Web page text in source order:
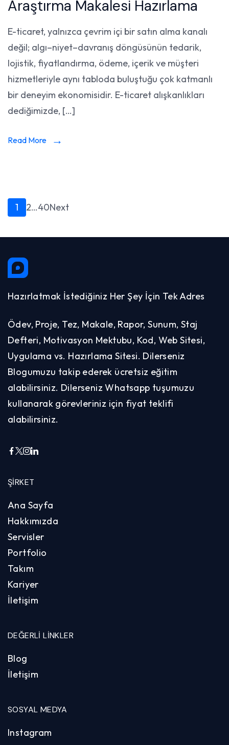
Araştırma Makalesi Hazırlama
E-ticaret, yalnızca çevrim içi bir satın alma kanalı
değil; algı–niyet–davranış döngüsünün tedarik,
lojistik, fiyatlandırma, ödeme, içerik ve müşteri
hizmetleriyle aynı tabloda buluştuğu çok katmanlı
bir deneyim ekonomisidir. E-ticaret alışkanlıkları
dediğimizde, […]
Read More
Yazı
sayfalaması
Page
1 Page
2…Page
40Next
Hazırlatmak İstediğiniz Her Şey İçin Tek Adres
Ödev, Proje, Tez, Makale, Rapor, Sunum, Staj
Defteri, Motivasyon Mektubu, Kod, Web Sitesi,
Uygulama vs. Hazırlama Sitesi. Dilerseniz
Blogumuzu takip ederek ücretsiz eğitim
alabilirsiniz. Dilerseniz Whatsapp tuşumuzu
kullanarak görevleriniz için fiyat teklifi
alabilirsiniz.
ŞIRKET
Ana Sayfa
Hakkımızda
Servisler
Portfolio
Takım
Kariyer
İletişim
DEĞERLI LINKLER
Blog
İletişim
SOSYAL MEDYA
Instagram